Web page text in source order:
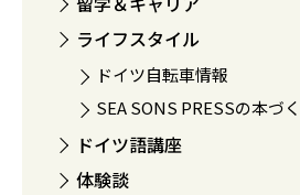
ライフスタイル
ドイツ自転車情報
SEA SONS PRESSの本づ
ドイツ語講座
体験談